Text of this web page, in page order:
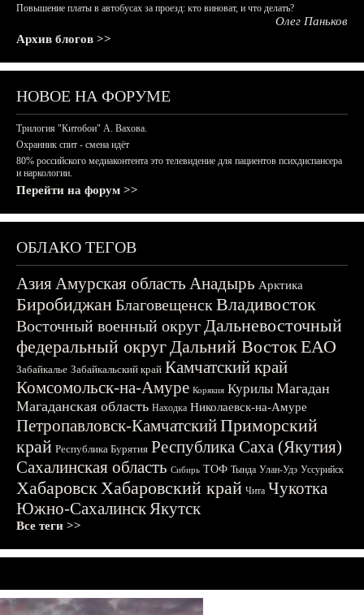
Повышение платы в автобусах за проезд: кто виноват, и что делать?
Олег Паньков
Архив блогов >>
НОВОЕ НА ФОРУМЕ
Трилогия "Китобои" А. Вахова.
Охранник спит - смена идёт
80% российского медиаконтента это телевидение для пациентов психдиспансера
и наркологии.
Перейти на форум >>
ОБЛАКО ТЕГОВ
АзияАмурская область Анадырь Арктика
БиробиджанБлаговещенскВладивосток
Восточный военный округДальневосточный
федеральный округДальний ВостокЕАО
Забайкалье Забайкальский край Камчатский край
Комсомольск-на-Амуре Корякия Курилы Магадан
Магаданская область Находка Николаевск-на-Амуре
Петропавловск-КамчатскийПриморский
край Республика Бурятия Республика Саха (Якутия)
Сахалинская область Сибирь ТОФ Тында Улан-Удэ Уссурийск
ХабаровскХабаровский край Чита Чукотка
Южно-СахалинскЯкутск
Все теги >>